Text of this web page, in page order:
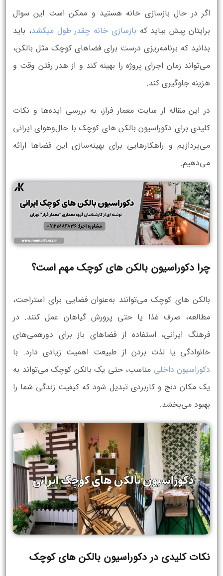
اگر در حال بازسازی خانه هستید و ممکن است این سوال
برایتان پیش بیاید که بازسازی خانه چقدر طول میکشد، باید
بدانید که برنامه‌ریزی درست برای فضاهای کوچک مثل بالکن،
می‌تواند زمان اجرای پروژه را بهینه کند و از هدر رفتن وقت و
هزینه جلوگیری کند.
در این مقاله از سایت معمار فراز، به بررسی ایده‌ها و نکات
کلیدی برای دکوراسیون بالکن های کوچک با حال‌وهوای ایرانی
می‌پردازیم و راهکارهایی برای بهینه‌سازی این فضاها ارائه
می‌دهیم.
چرا دکوراسیون بالکن های کوچک مهم است؟
بالکن های کوچک می‌توانند به‌عنوان فضایی برای استراحت،
مطالعه، صرف غذا یا حتی پرورش گیاهان عمل کنند. در
فرهنگ ایرانی، استفاده از فضاهای باز برای دورهمی‌های
خانوادگی یا لذت بردن از طبیعت اهمیت زیادی دارد. با
دکوراسیون داخلی مناسب، حتی یک بالکن کوچک می‌تواند به
یک مکان دنج و کاربردی تبدیل شود که کیفیت زندگی شما را
بهبود می‌بخشد.
نکات کلیدی در دکوراسیون بالکن های کوچک